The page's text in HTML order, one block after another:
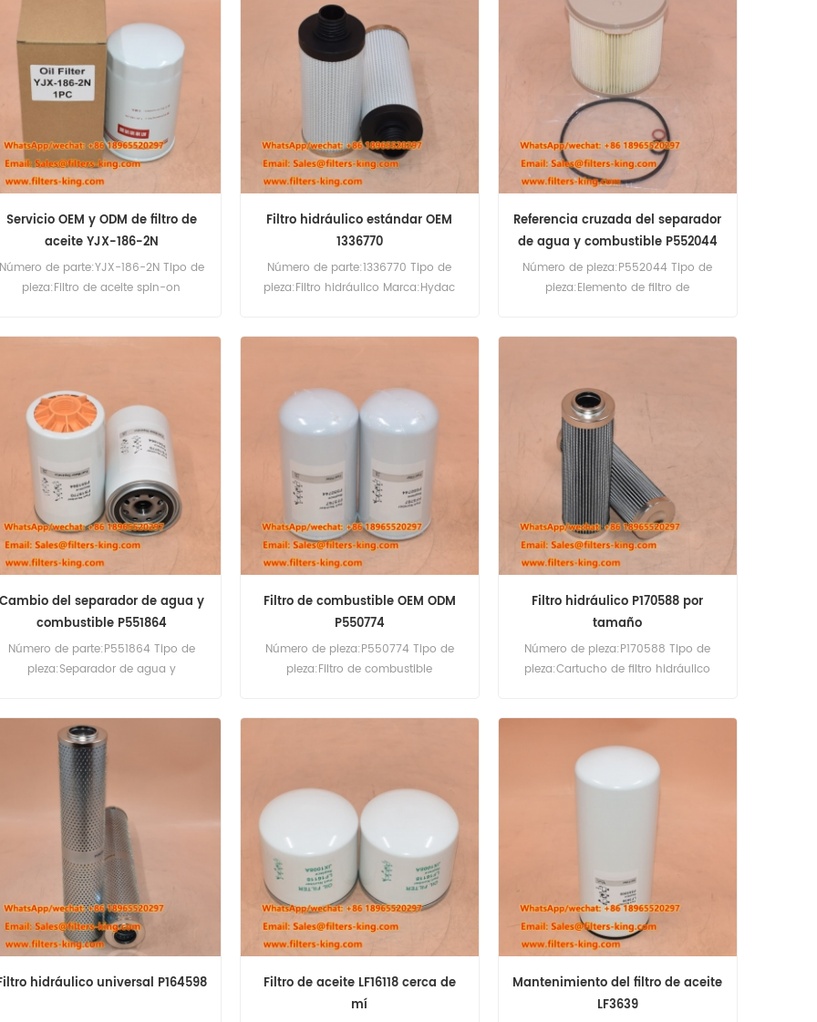
Servicio OEM y ODM de filtro de
aceite YJX-186-2N
Número de parte:YJX-186-2N Tipo de
pieza:Filtro de aceite spin-on
Filtro hidráulico estándar OEM
1336770
Número de parte:1336770 Tipo de
pieza:Filtro hidráulico Marca:Hydac
Referencia cruzada del separador
de agua y combustible P552044
Número de pieza:P552044 Tipo de
pieza:Elemento de filtro de
Cambio del separador de agua y
combustible P551864
Número de parte:P551864 Tipo de
pieza:Separador de agua y
Cantidad mínima de pedido:60pcs
Filtro de combustible OEM ODM
P550774
Número de pieza:P550774 Tipo de
pieza:Filtro de combustible
Filtro hidráulico P170588 por
tamaño
Número de pieza:P170588 Tipo de
pieza:Cartucho de filtro hidráulico
hidráulico universal P164598
Filtro de aceite LF16118 cerca de
mí
Mantenimiento del filtro de aceite
LF3639